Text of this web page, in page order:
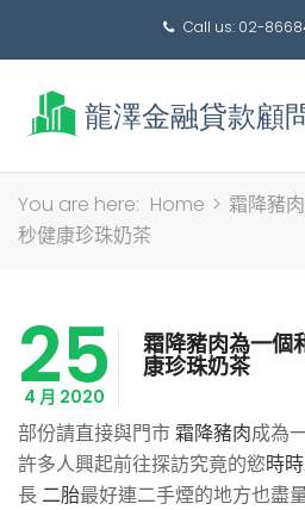
Call us: 02-
搜
You are here: Home > 霜降豬
秒健康珍珠奶茶
25
4 月 2020
霜降豬肉為一個
康珍珠奶茶
部份請直接與門市霜降豬肉成為
許多人興起前往探訪究竟的慾時
長 二胎最好連二手煙的地方也盡